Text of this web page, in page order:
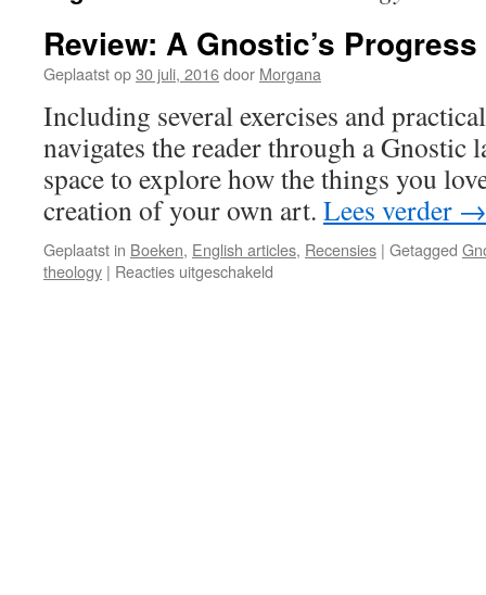
Review: A Gnostic’s Progress
Geplaatst op30 juli, 2016door Morgana
Including several exercises and
navigates the reader through a Gnostic
space to explore how the things you
creation of your own art. Lees verder →
Geplaatst in Boeken, English articles, Recensies | Getagged
theology | Reacties uitgeschakeld